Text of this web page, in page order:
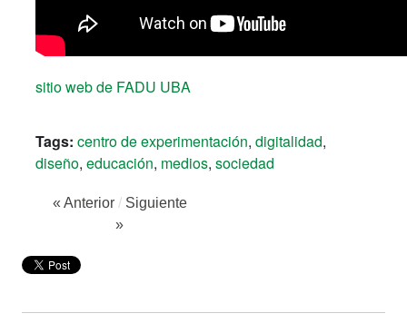
sitio web de FADU UBA
Tags: centro de experimentación, digitalidad,
diseño, educación, medios, sociedad
« Anterior / Siguiente
»